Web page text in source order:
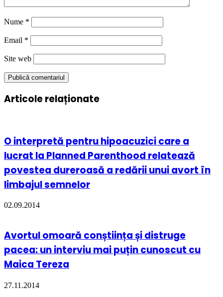
Nume *
Email *
Site web
Articole relaționate
O interpretă pentru hipoacuzici care a
lucrat la Planned Parenthood relatează
povestea dureroasă a redării unui avort în
limbajul semnelor
02.09.2014
Avortul omoară conștiința și distruge
pacea: un interviu mai puțin cunoscut cu
Maica Tereza
27.11.2014